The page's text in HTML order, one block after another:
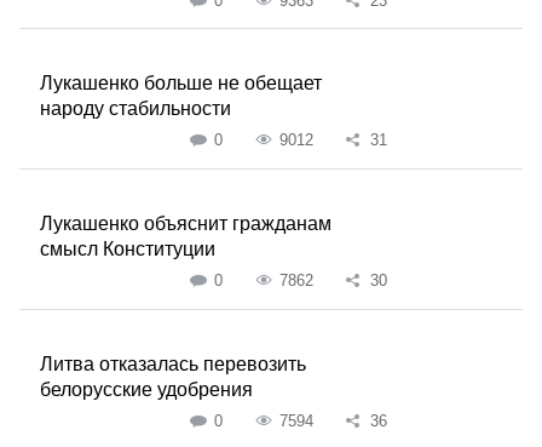
Лукашенко больше не обещает
народу стабильности
0 9012 31
Лукашенко объяснит гражданам
смысл Конституции
0 7862 30
Литва отказалась перевозить
белорусские удобрения
0 7594 36